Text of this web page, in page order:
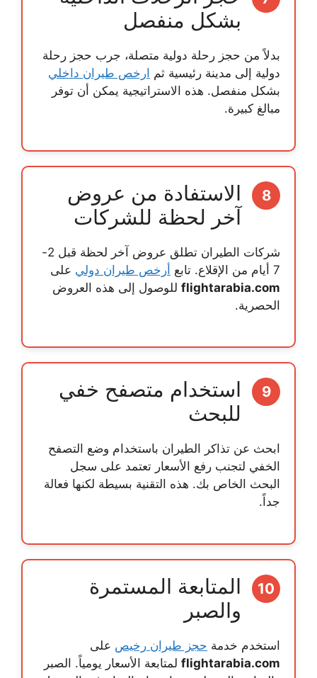
بشكل منفصل
بدلاً من حجز رحلة دولية متصلة، جرب حجز رحلة
دولية إلى مدينة رئيسية ثم ارخص طيران داخلي
بشكل منفصل. هذه الاستراتيجية يمكن أن توفر
مبالغ كبيرة.
8
الاستفادة من عروض
آخر لحظة للشركات
شركات الطيران تطلق عروض آخر لحظة قبل 2-
7 أيام من الإقلاع. تابع
أرخص طيران دولي على
flightarabia.com للوصول إلى هذه العروض
الحصرية.
9
استخدام متصفح خفي
للبحث
ابحث عن تذاكر الطيران باستخدام وضع التصفح
الخفي لتجنب رفع الأسعار تعتمد على سجل
البحث الخاص بك. هذه التقنية بسيطة لكنها فعالة
جداً.
10
المتابعة المستمرة
والصبر
استخدم خدمة حجز طيران رخيص على
flightarabia.com لمتابعة الأسعار يومياً. الصبر